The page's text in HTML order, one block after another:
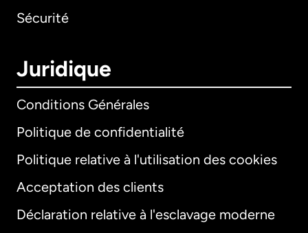
Sécurité
Juridique
Conditions Générales
Politique de confidentialité
Politique relative à l'utilisation des cookies
Acceptation des clients
Déclaration relative à l'esclavage moderne